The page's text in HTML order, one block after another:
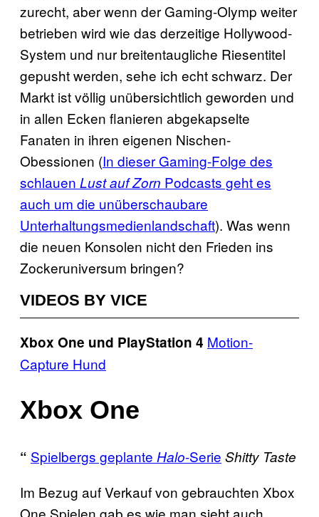
zurecht, aber wenn der Gaming-Olymp weiter
betrieben wird wie das derzeitige Hollywood-
System und nur breitentaugliche Riesentitel
gepusht werden, sehe ich echt schwarz. Der
Markt ist völlig unübersichtlich geworden und
in allen Ecken flanieren abgekapselte
Fanaten in ihren eigenen Nischen-
Obessionen (In dieser Gaming-Folge des
schlauen Lust auf Zorn Podcasts geht es
auch um die unüberschaubare
Unterhaltungsmedienlandschaft). Was wenn
die neuen Konsolen nicht den Frieden ins
Zockeruniversum bringen?
VIDEOS BY VICE
Xbox One und PlayStation 4 Motion-
Capture Hund
Xbox One
“ Spielbergs geplante Halo-Serie Shitty Taste
Im Bezug auf Verkauf von gebrauchten Xbox
One Spielen gab es wie man sieht auch